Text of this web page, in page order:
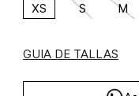
XS S M
GUIA DE TALLAS